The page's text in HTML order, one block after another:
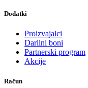
Dodatki
Proizvajalci
Darilni boni
Partnerski program
Akcije
Račun